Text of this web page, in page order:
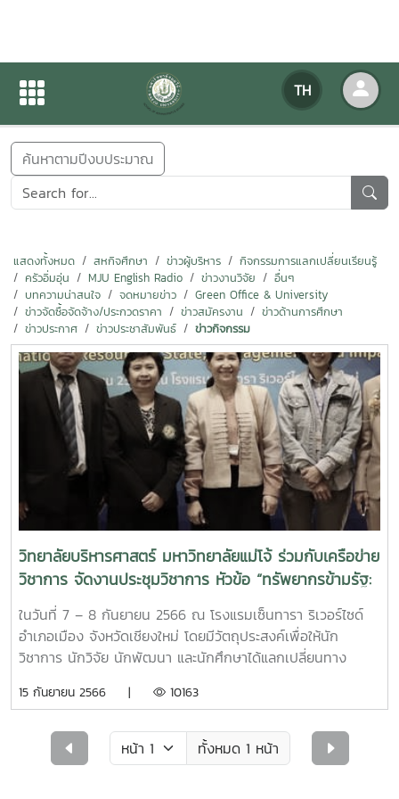
TH
ข่าวสารกิจกรรม
ค้นหาตามปีงบประมาณ
แสดงทั้งหมด สหกิจศึกษา ข่าวผู้บริหาร
กิจกรรมการแลกเปลี่ยนเรียนรู้
ครัวอิ่มอุ่น
MJU English Radio ข่าวงานวิจัย
อื่นๆ
บทความน่าสนใจ
จดหมายข่าว
Green Office & University
ข่าวจัดซื้อจัดจ้าง/ประกวดราคา
ข่าวสมัครงาน
ข่าวด้านการศึกษา
ข่าวประกาศ
ข่าวประชาสัมพันธ์ ข่าวกิจกรรม
วิทยาลัยบริหารศาสตร์ มหาวิทยาลัยแม่โจ้ ร่วมกับเครือข่าย
วิชาการ จัดงานประชุมวิชาการ หัวข้อ “ทรัพยากรข้ามรัฐ:
รัฐ การจัดการและผลกระทบ”
ในวันที่ 7 – 8 กันยายน 2566 ณ โรงแรมเซ็นทารา ริเวอร์ไซด์
อำเภอเมือง จังหวัดเชียงใหม่ โดยมีวัตถุประสงค์เพื่อให้นัก
วิชาการ นักวิจัย นักพัฒนา และนักศึกษาได้แลกเปลี่ยนทาง
งานภาครัฐ และผลกระทบจากการจัดการทรัพยากร ตลอดจนส่ง
วิจัยสู่สาธารณะและการนำผลการวิจัยไปใช้ประโยชน์การประชุม
วิชาการในครั้งนี้ ได้รับเกียรติจาก รองศาสตราจารย์ ดร.ประภาส
15 กันยายน 2566 | 10163
ทั้งหมด 1 หน้า